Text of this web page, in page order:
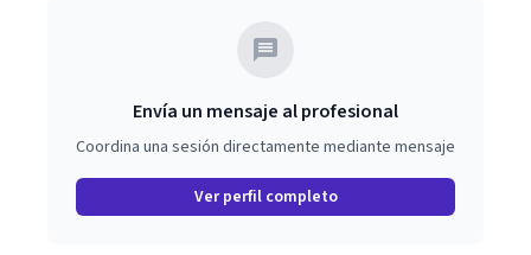
Envía un mensaje al profesional
Coordina una sesión directamente mediante mensaje
Ver perfil completo